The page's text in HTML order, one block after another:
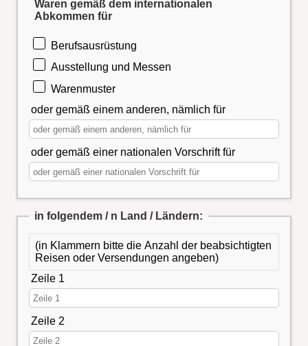
Waren gemäß dem internationalen
Abkommen für
Berufsausrüstung
Ausstellung und Messen
Warenmuster
oder gemäß einem anderen, nämlich für
oder gemäß einer nationalen Vorschrift für
in folgendem / n Land / Ländern:
(in Klammern bitte die Anzahl der beabsichtigten
Reisen oder Versendungen angeben)
Zeile 1
Zeile 2